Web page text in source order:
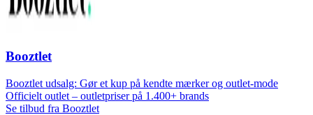
Booztlet
Booztlet udsalg: Gør et kup på kendte mærker og outlet-mode
Officielt outlet – outletpriser på 1.400+ brands
Se tilbud fra Booztlet